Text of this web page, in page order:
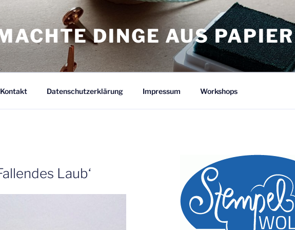
DINGE AUS PAPIER
Kontakt Datenschutzerklärung Impressum Workshops
Laub‘